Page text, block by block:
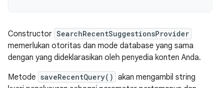
Constructor SearchRecentSuggestionsProvider
memerlukan otoritas dan mode database yang sama
dengan yang dideklarasikan oleh penyedia konten Anda.
Metode saveRecentQuery() akan mengambil string